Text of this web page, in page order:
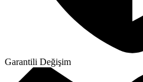
Garantili Değişim